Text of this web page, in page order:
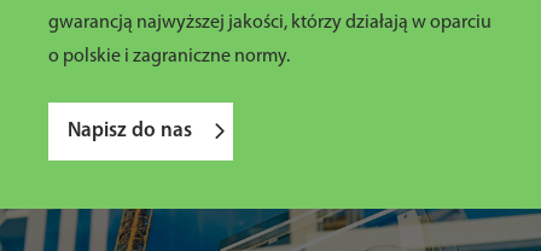
gwarancją najwyższej jakości, którzy działają w oparciu
o polskie i zagraniczne normy.
Napisz do nas